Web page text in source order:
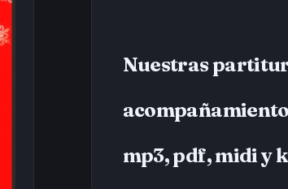
Nuestras
mp3, pdf, midi y